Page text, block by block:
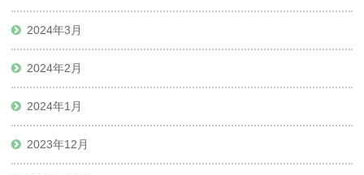
2024年3月
2024年2月
2024年1月
2023年12月